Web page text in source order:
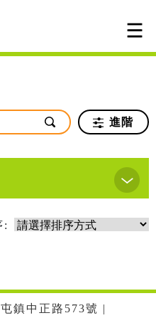
進階
:
鎮中正路573號 |